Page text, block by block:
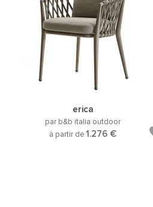
erica
par b&b italia outdoor
à partir de 1.276 €